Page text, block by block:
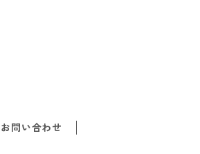
お問い合わせ